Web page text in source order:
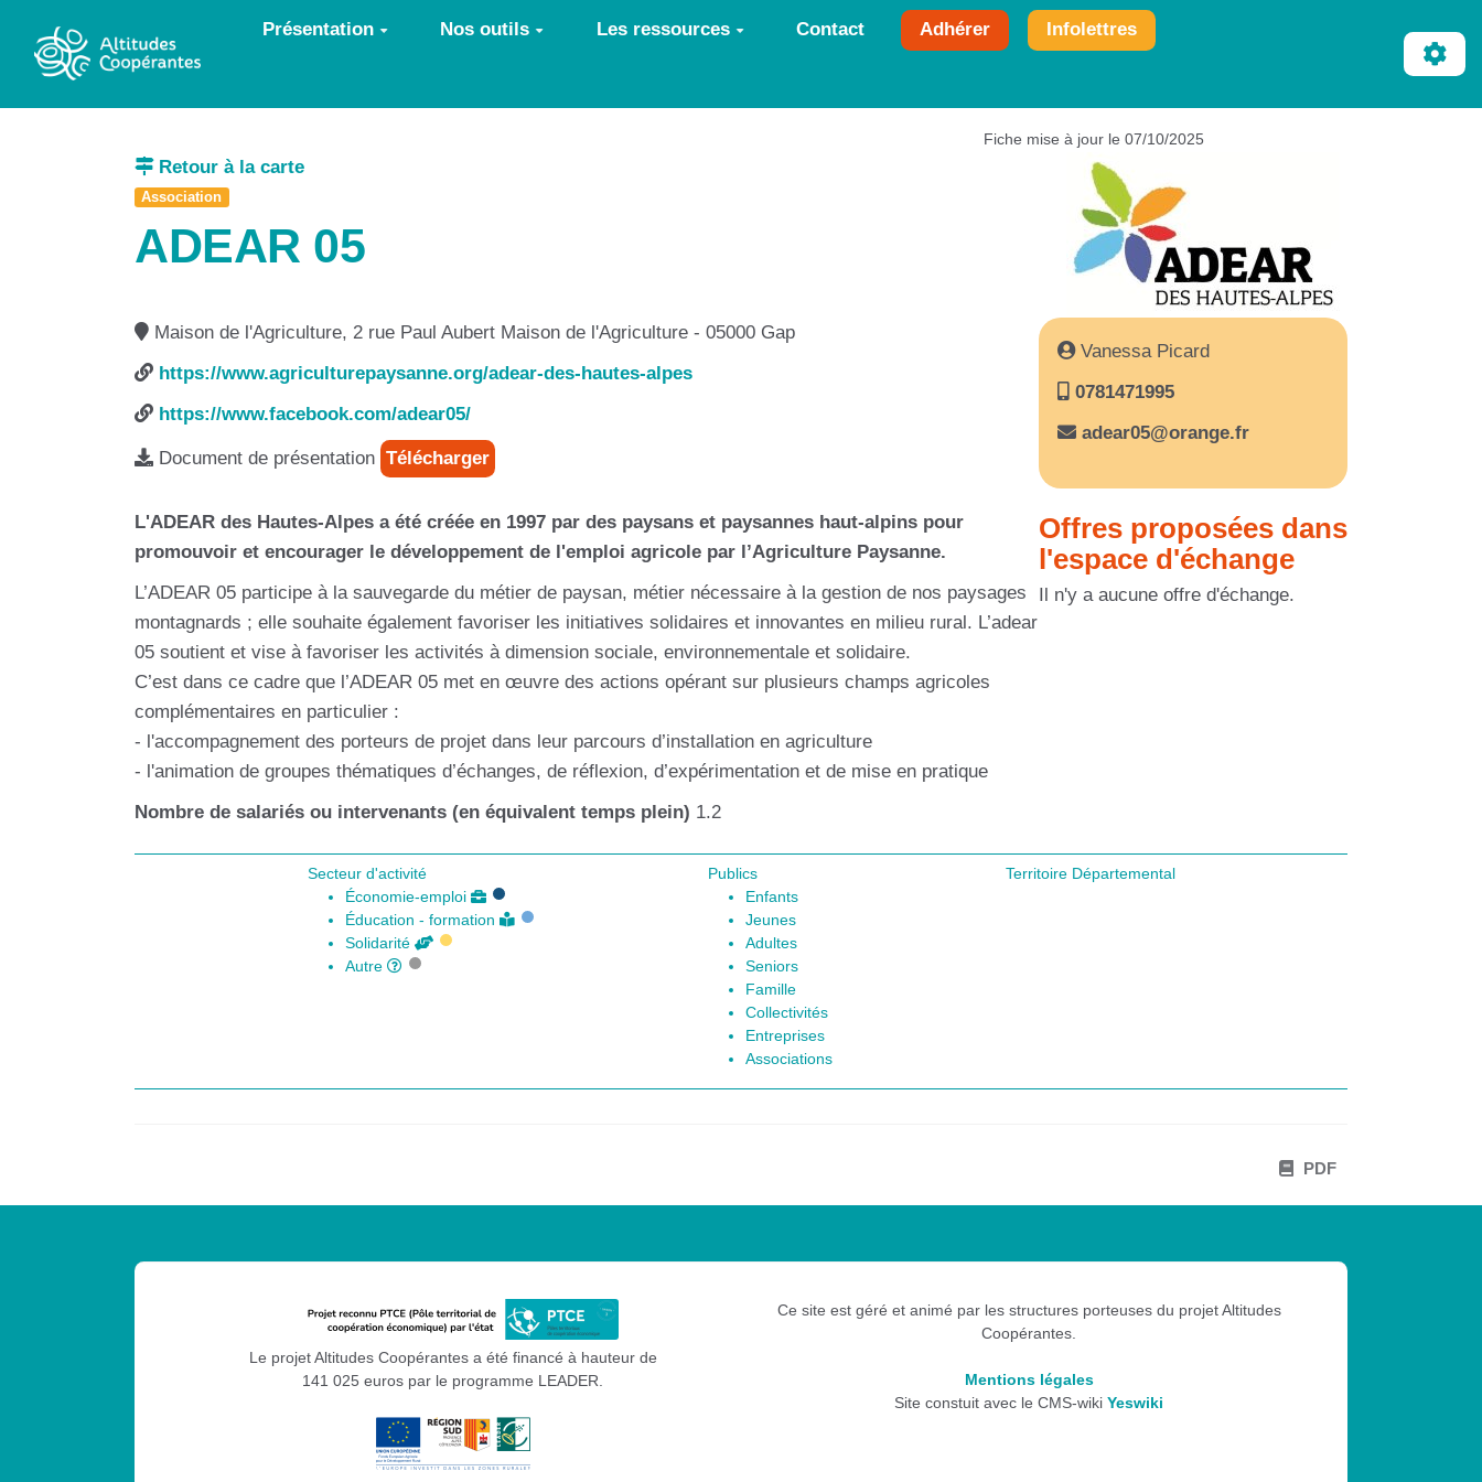
Aller au contenu principal Présentation Nos outils Les ressources Contact Adhérer Infolettres
Fiche mise à jour le 07/10/2025
Retour à la carte
Association
ADEAR 05
Maison de l'Agriculture, 2 rue Paul Aubert Maison de l'Agriculture - 05000 Gap
https://www.agriculturepaysanne.org/adear-des-hautes-alpes
https://www.facebook.com/adear05/
Document de présentation Télécharger
Vanessa Picard
0781471995
adear05@orange.fr
L'ADEAR des Hautes-Alpes a été créée en 1997 par des paysans et paysannes haut-alpins pour
promouvoir et encourager le développement de l'emploi agricole par l’Agriculture Paysanne.
L’ADEAR 05 participe à la sauvegarde du métier de paysan, métier nécessaire à la gestion de nos paysages
montagnards ; elle souhaite également favoriser les initiatives solidaires et innovantes en milieu rural. L’adear
05 soutient et vise à favoriser les activités à dimension sociale, environnementale et solidaire.
C’est dans ce cadre que l’ADEAR 05 met en œuvre des actions opérant sur plusieurs champs agricoles
complémentaires en particulier :
- l'accompagnement des porteurs de projet dans leur parcours d’installation en agriculture
- l'animation de groupes thématiques d’échanges, de réflexion, d’expérimentation et de mise en pratique
Nombre de salariés ou intervenants (en équivalent temps plein) 1.2
Offres proposées dans
l'espace d'échange
Il n'y a aucune offre d'échange.
Secteur d'activité
Économie-emploi
Éducation - formation
Solidarité
Autre
Publics
Enfants
Jeunes
Adultes
Seniors
Famille
Collectivités
Entreprises
Associations
Territoire Départemental
PDF
Le projet Altitudes Coopérantes a été financé à hauteur de
141 025 euros par le programme LEADER.
Ce site est géré et animé par les structures porteuses du projet Altitudes
Coopérantes.
Mentions légales
Site constuit avec le CMS-wikiYeswiki